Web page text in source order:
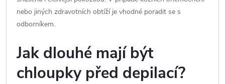
nebo jiných zdravotních obtíží je vhodné poradit se s
odborníkem.
Jak dlouhé mají být
chloupky před depilací?